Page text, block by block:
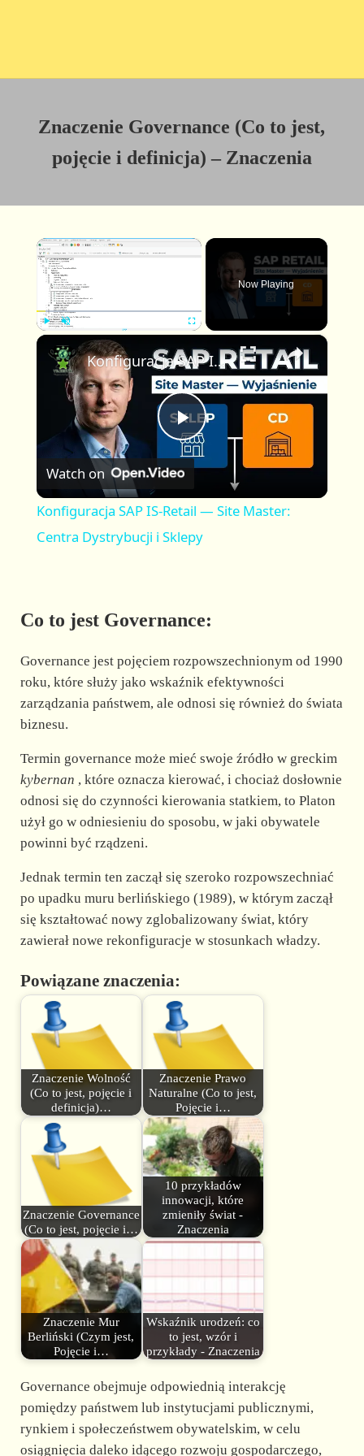
Znaczenie Governance (Co to jest,
pojęcie i definicja) – Znaczenia
×
n
m
u
u
l
l
c
r
Now Playing
×
P
a
V
i
e
o
Konfiguracja SAP IS-Retail — Site Master: Centra Dystrybucji i Sklepy
Watch on
Konfiguracja SAP IS-Retail — Site Master:
Centra Dystrybucji i Sklepy
Co to jest Governance:
Governance jest pojęciem rozpowszechnionym od 1990
roku, które służy jako wskaźnik efektywności
zarządzania państwem, ale odnosi się również do świata
biznesu.
Termin governance może mieć swoje źródło w greckim
kybernan , które oznacza kierować, i chociaż dosłownie
odnosi się do czynności kierowania statkiem, to Platon
użył go w odniesieniu do sposobu, w jaki obywatele
powinni być rządzeni.
Jednak termin ten zaczął się szeroko rozpowszechniać
po upadku muru berlińskiego (1989), w którym zaczął
się kształtować nowy zglobalizowany świat, który
zawierał nowe rekonfiguracje w stosunkach władzy.
Powiązane znaczenia:
Znaczenie Wolność
(Co to jest, pojęcie i
definicja)…
Znaczenie Prawo
Naturalne (Co to jest,
Pojęcie i…
Znaczenie Governance
(Co to jest, pojęcie i…
10 przykładów
innowacji, które
zmieniły świat -
Znaczenia
Znaczenie Mur
Berliński (Czym jest,
Pojęcie i…
Wskaźnik urodzeń: co
to jest, wzór i
przykłady - Znaczenia
Governance obejmuje odpowiednią interakcję
pomiędzy państwem lub instytucjami publicznymi,
rynkiem i społeczeństwem obywatelskim, w celu
osiągnięcia daleko idącego rozwoju gospodarczego,